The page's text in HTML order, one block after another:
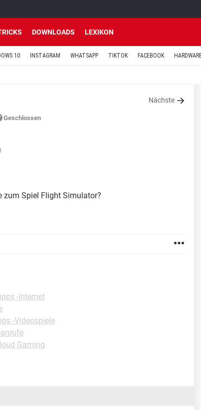
DOWNLOADS LEXIKON
10 INSTAGRAM WHATSAPP TIKTOK FACEBOOK
Nächste
Geschlossen
zum Spiel Flight Simulator?
-Internet
-Videospiele
Gaming